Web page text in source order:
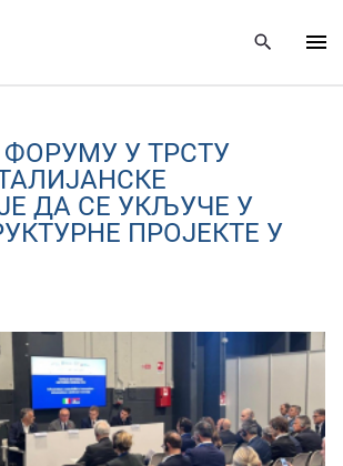
У ТРСТУ
ДА СЕ УКЉУЧЕ У
ПРОЈЕКТЕ У